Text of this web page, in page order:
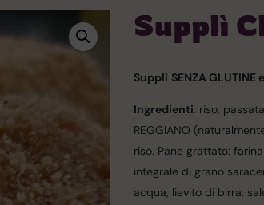
Supplì
Supplì SENZA GLUTINE
Ingredienti: riso,
REGGIANO
riso. Pane grattato:
integrale di grano
acqua, lievito di birra,